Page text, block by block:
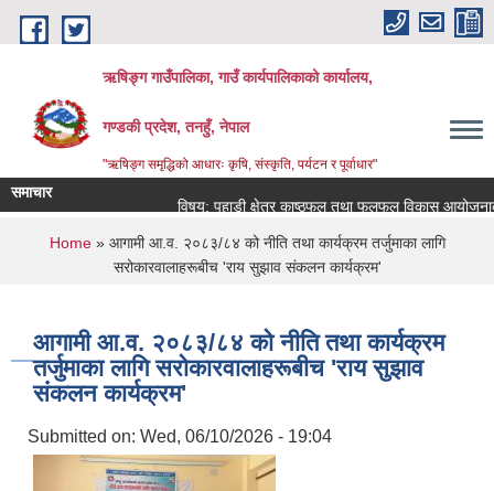
Skip to main content
ऋषिङ्ग गाउँपालिका, गाउँ कार्यपालिकाको कार्यालय,
गण्डकी प्रदेश, तनहुँ, नेपाल
"ऋषिङ्ग समृद्धिको आधारः कृषि, संस्कृति, पर्यटन र पूर्वाधार"
समाचार
विषय: पहाडी क्षेत्र काष्ठफल तथा फलफूल विकास आयोजनाका
You are here
Home» आगामी आ.व. २०८३/८४ को नीति तथा कार्यक्रम तर्जुमाका लागि
सरोकारवालाहरूबीच 'राय सुझाव संकलन कार्यक्रम'
आगामी आ.व. २०८३/८४ को नीति तथा कार्यक्रम
तर्जुमाका लागि सरोकारवालाहरूबीच 'राय सुझाव
संकलन कार्यक्रम'
Submitted on: Wed, 06/10/2026 - 19:04